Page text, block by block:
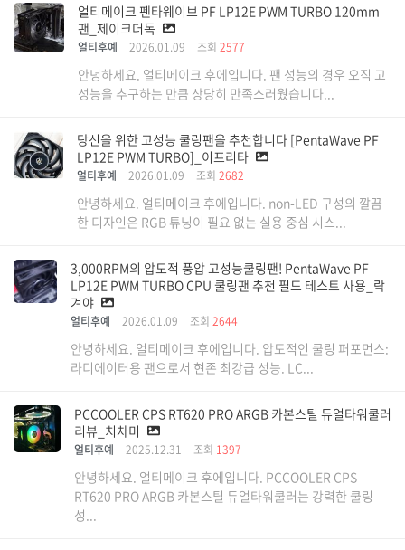
얼티메이크 펜타웨이브 PF LP12E PWM TURBO 120mm
팬_제이크더독
얼티후예 2026.01.09 조회 2577
안녕하세요. 얼티메이크 후에입니다. 팬 성능의 경우 오직 고
성능을 추구하는 만큼 상당히 만족스러웠습니다...
당신을 위한 고성능 쿨링팬을 추천합니다 [PentaWave PF
LP12E PWM TURBO]_이프리타
얼티후예 2026.01.09 조회 2682
안녕하세요. 얼티메이크 후에입니다. non-LED 구성의 깔끔
한 디자인은 RGB 튜닝이 필요 없는 실용 중심 시스...
3,000RPM의 압도적 풍압 고성능쿨링팬! PentaWave PF-
LP12E PWM TURBO CPU 쿨링팬 추천 필드 테스트 사용_락
겨야
얼티후예 2026.01.09 조회 2644
안녕하세요. 얼티메이크 후에입니다. 압도적인 쿨링 퍼포먼스:
라디에이터용 팬으로서 현존 최강급 성능. LC...
PCCOOLER CPS RT620 PRO ARGB 카본스틸 듀얼타워쿨러
리뷰_치차미
얼티후예 2025.12.31 조회 1397
안녕하세요. 얼티메이크 후에입니다. PCCOOLER CPS
RT620 PRO ARGB 카본스틸 듀얼타워쿨러는 강력한 쿨링
성...